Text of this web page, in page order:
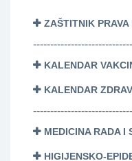
ZAŠTITNIK PRAVA
KALENDAR
KALENDAR
MEDICINA RADA I
HIGIJENSKO-